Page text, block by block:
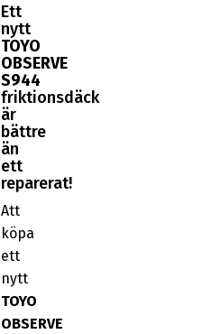
Ett
nytt
TOYO
OBSERVE
S944
friktionsdäck
är
bättre
än
ett
reparerat!
Att
köpa
ett
nytt
TOYO
OBSERVE